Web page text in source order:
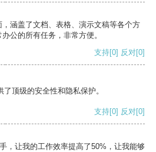
涵盖了文档、表格、演示文稿等各个方
公的所有任务，非常方便。
支持[0] 反对[0]
顶级的安全性和隐私保护。
支持[0] 反对[0]
，让我的工作效率提高了50%，让我能够